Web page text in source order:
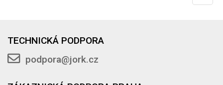
TECHNICKÁ PODPORA
podpora@jork.cz